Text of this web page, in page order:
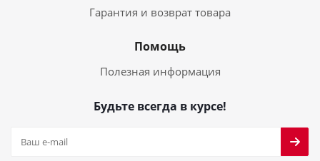
Гарантия и возврат товара
Помощь
Полезная информация
Будьте всегда в курсе!